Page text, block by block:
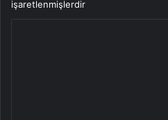
işaretlenmişlerdir